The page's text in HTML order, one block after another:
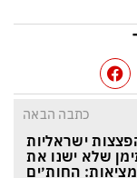
כתבה הבאה
ישראליות
שלא ישנו את
החות׳ים